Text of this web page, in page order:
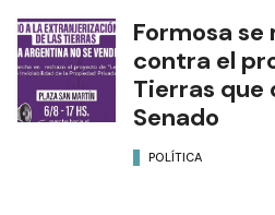
Formosa se
contra el
Tierras que
Senado
POLÍTICA